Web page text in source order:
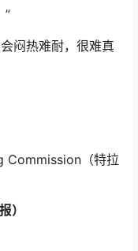
”
闷热难耐，很难真
Commission（特拉
）